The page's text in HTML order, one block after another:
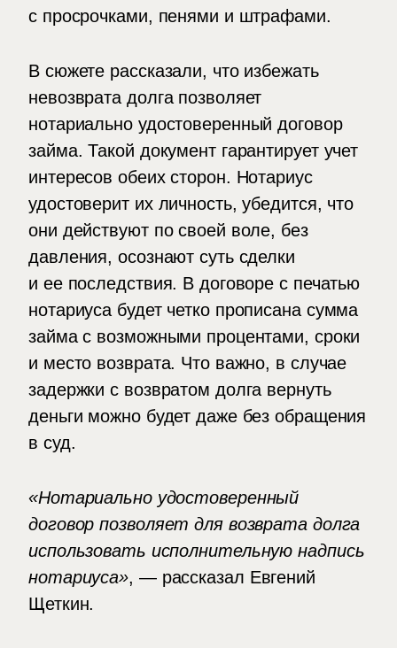
с просрочками, пенями и штрафами.
В сюжете рассказали, что избежать
невозврата долга позволяет
нотариально удостоверенный договор
займа. Такой документ гарантирует учет
интересов обеих сторон. Нотариус
удостоверит их личность, убедится, что
они действуют по своей воле, без
давления, осознают суть сделки
и ее последствия. В договоре с печатью
нотариуса будет четко прописана сумма
займа с возможными процентами, сроки
и место возврата. Что важно, в случае
задержки с возвратом долга вернуть
деньги можно будет даже без обращения
в суд.
«Нотариально удостоверенный
договор позволяет для возврата долга
использовать исполнительную надпись
нотариуса», — рассказал Евгений
Щеткин.